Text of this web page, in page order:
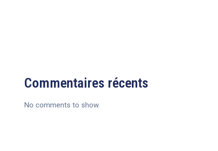
Commentaires récents
No comments to show.